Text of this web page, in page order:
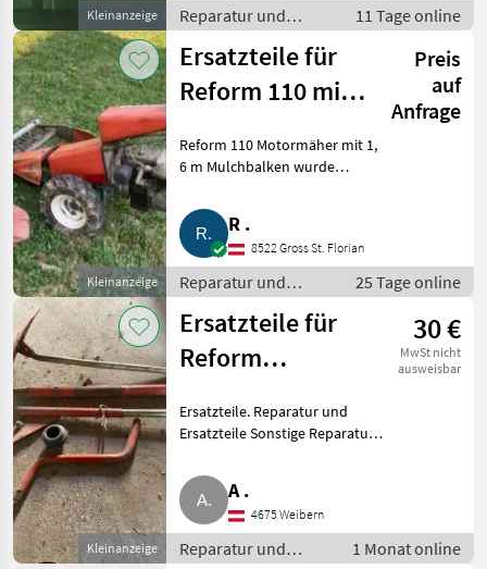
MARKTPLATZ
Marktplatz Händlerangebote Kleinanzeigen
Kleinanzeige
Reparatur und
Ersatzteile / Sonstige
Reparatur und
Ersatzteile
11 Tage online
Kleinanzeige
Ersatzteile für
Reform 110 mit
Mulchbalken
Preis
auf
Anfrage
Reform 110 Motormäher mit 1,
6 m Mulchbalken wurde
Ersatzteile“, günstig zu
verkaufen (eventuell auch für
andere Motormäher). Reparatur
und Ersa
R .
8522 Gross St. Florian
Reparatur und
Ersatzteile / Sonstige
Reparatur und
Ersatzteile
25 Tage online
Kleinanzeige
Ersatzteile für
Reform
30 €
MwSt nicht
ausweisbar
Ersatzteile. Reparatur und
Ersatzteile Sonstige Reparatur
A .
4675 Weibern
Reparatur und
1 Monat online